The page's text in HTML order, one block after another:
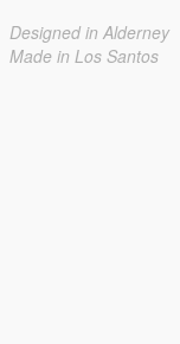
Designed in Alderney
Made in Los Santos